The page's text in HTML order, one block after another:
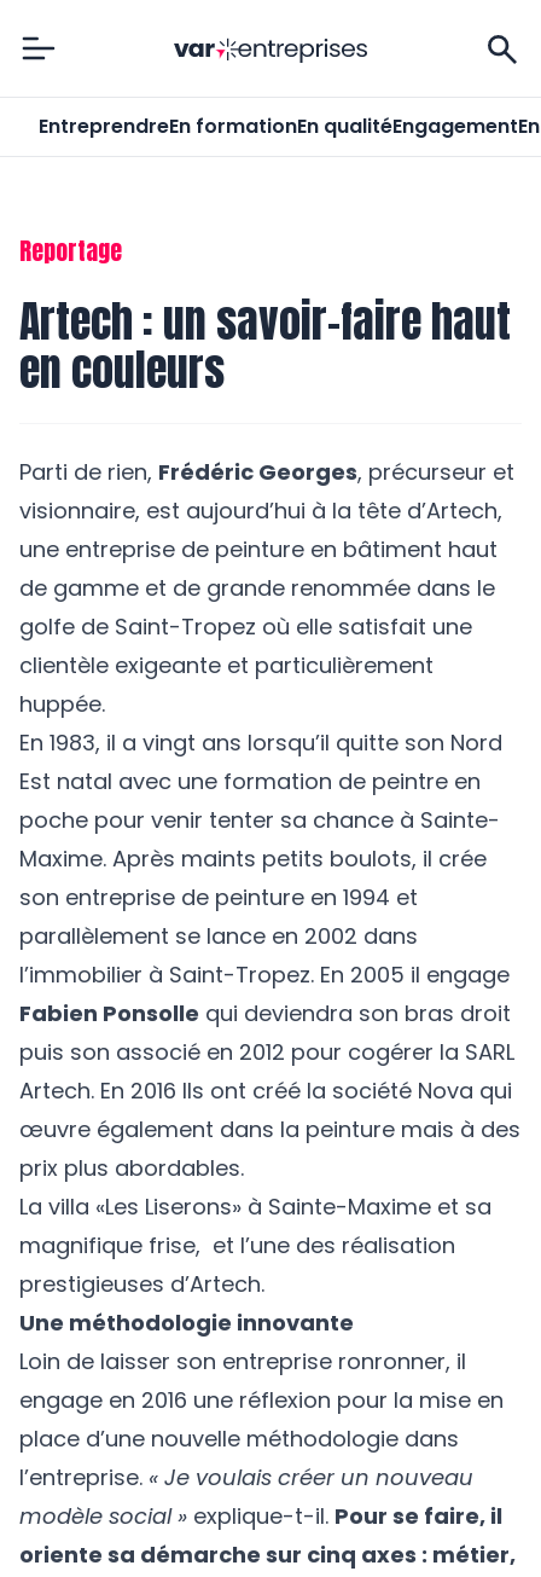
Var-Entreprises
EntreprendreEn formationEn qualitéEngagement
Reportage
Artech : un savoir-faire haut
en couleurs
Parti de rien, Frédéric Georges, précurseur et
visionnaire, est aujourd’hui à la tête d’Artech,
une entreprise de peinture en bâtiment haut
de gamme et de grande renommée dans le
golfe de Saint-Tropez où elle satisfait une
clientèle exigeante et particulièrement
huppée.
En 1983, il a vingt ans lorsqu’il quitte son Nord
Est natal avec une formation de peintre en
poche pour venir tenter sa chance à Sainte-
Maxime. Après maints petits boulots, il crée
son entreprise de peinture en 1994 et
parallèlement se lance en 2002 dans
l’immobilier à Saint-Tropez. En 2005 il engage
Fabien Ponsolle qui deviendra son bras droit
puis son associé en 2012 pour cogérer la SARL
Artech. En 2016 Ils ont créé la société Nova qui
œuvre également dans la peinture mais à des
prix plus abordables.
La villa «Les Liserons» à Sainte-Maxime et sa
magnifique frise, et l’une des réalisation
prestigieuses d’Artech.
Une méthodologie innovante
Loin de laisser son entreprise ronronner, il
engage en 2016 une réflexion pour la mise en
place d’une nouvelle méthodologie dans
l’entreprise. « Je voulais créer un nouveau
modèle social » explique-t-il. Pour se faire, il
oriente sa démarche sur cinq axes : métier,